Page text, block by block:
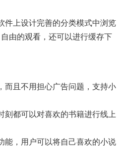
件上设计完善的分类模式中浏览
由的观看，还可以进行缓存下
而且不用担心广告问题，支持小
刻都可以对喜欢的书籍进行线上
能，用户可以将自己喜欢的小说